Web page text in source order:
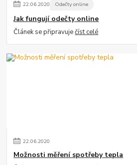
22.06.2020 Odečty online
Jak fungují odečty online
Článek se připravuječíst celé
22.06.2020
Možnosti měření spotřeby tepla